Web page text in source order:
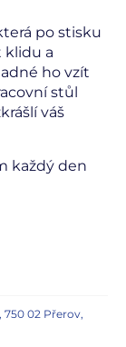
po stisku
klidu a
ho vzít
stůl
váš
každý den
750 02 Přerov,